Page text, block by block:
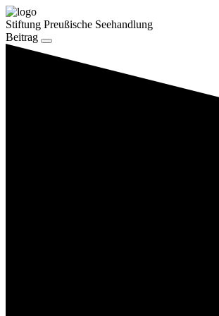
Stiftung Preußische Seehandlung
Beitrag